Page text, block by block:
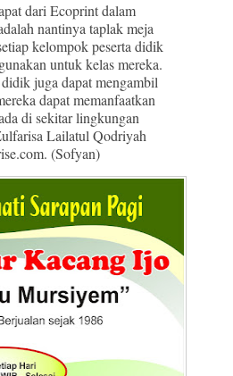
dari Ecoprint dalam
nantinya taplak meja
kelompok peserta didik
untuk kelas mereka.
juga dapat mengambil
dapat memanfaatkan
di sekitar lingkungan
Lailatul Qodriyah
(Sofyan)